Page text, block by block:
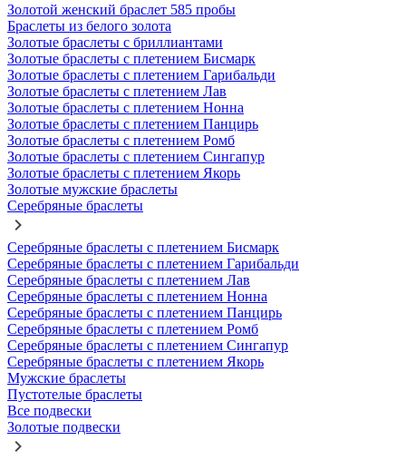
Золотой женский браслет 585 пробы
Браслеты из белого золота
Золотые браслеты с бриллиантами
Золотые браслеты с плетением Бисмарк
Золотые браслеты с плетением Гарибальди
Золотые браслеты с плетением Лав
Золотые браслеты с плетением Нонна
Золотые браслеты с плетением Панцирь
Золотые браслеты с плетением Ромб
Золотые браслеты с плетением Сингапур
Золотые браслеты с плетением Якорь
Золотые мужские браслеты
Серебряные браслеты
Серебряные браслеты с плетением Бисмарк
Серебряные браслеты с плетением Гарибальди
Серебряные браслеты с плетением Лав
Серебряные браслеты с плетением Нонна
Серебряные браслеты с плетением Панцирь
Серебряные браслеты с плетением Ромб
Серебряные браслеты с плетением Сингапур
Серебряные браслеты с плетением Якорь
Мужские браслеты
Пустотелые браслеты
Все подвески
Золотые подвески